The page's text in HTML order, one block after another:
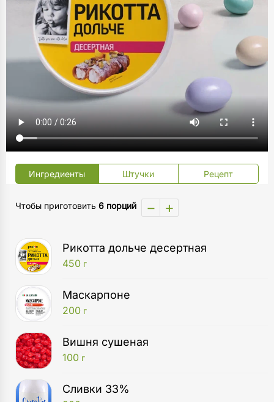
Ингредиенты Штучки Рецепт
Чтобы приготовить 6 порций − +
Рикотта дольче десертная
450 г
Маскарпоне
200 г
Вишня сушеная
100 г
Сливки 33%